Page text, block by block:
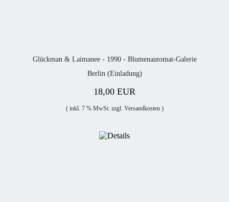
Glückman & Laimanee - 1990 - Blumenautomat-Galerie
Berlin (Einladung)
18,00 EUR
( inkl. 7 % MwSt. zzgl. Versandkosten)